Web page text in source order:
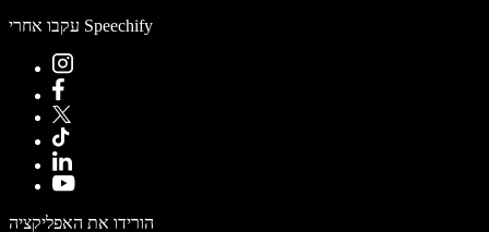
עקבו אחרי Speechify
הורידו את האפליקציה